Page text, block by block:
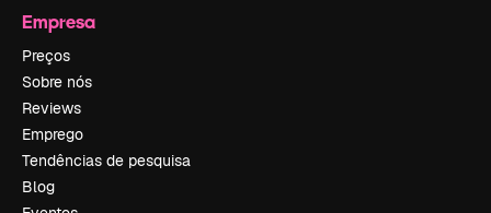
Empresa
Preços
Sobre nós
Reviews
Emprego
Tendências de pesquisa
Blog